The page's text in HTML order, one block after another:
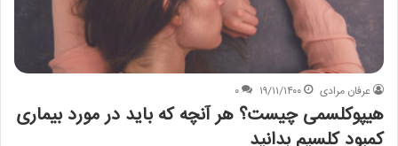
عرفان مرادی ۱۹/۱۱/۱۴۰۰ ۰
هیپوکلسمی چیست؟ هر آنچه که باید در مورد بیماری